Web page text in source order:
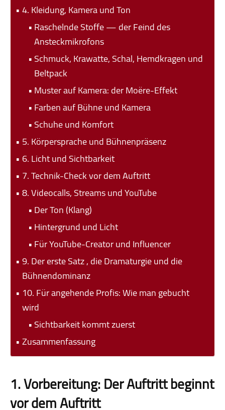
4. Kleidung, Kamera und Ton
Raschelnde Stoffe — der Feind des
Ansteckmikrofons
Schmuck, Krawatte, Schal, Hemdkragen und
Beltpack
Muster auf Kamera: der Moëre-Effekt
Farben auf Bühne und Kamera
Schuhe und Komfort
5. Körpersprache und Bühnenpräsenz
6. Licht und Sichtbarkeit
7. Technik-Check vor dem Auftritt
8. Videocalls, Streams und YouTube
Der Ton (Klang)
Hintergrund und Licht
Für YouTube-Creator und Influencer
9. Der erste Satz , die Dramaturgie und die
Bühnendominanz
10. Für angehende Profis: Wie man gebucht
wird
Sichtbarkeit kommt zuerst
Zusammenfassung
1. Vorbereitung: Der Auftritt beginnt
vor dem Auftritt